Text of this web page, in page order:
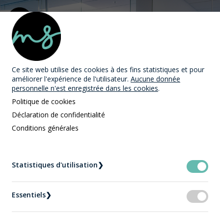
MAST Avocats
L'équipe MAST Avocats
Océanne Bédard - Adjointe Juridique MAST
Ce site web utilise des cookies à des fins statistiques et pour
améliorer l'expérience de l'utilisateur. Aucune donnée
personnelle n'est enregistrée dans les cookies.
Politique de cookies
Déclaration de confidentialité
Conditions générales
Statistiques d'utilisation❯
Essentiels❯